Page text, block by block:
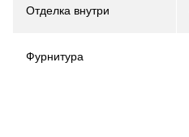
Отделка внутри
Фурнитура